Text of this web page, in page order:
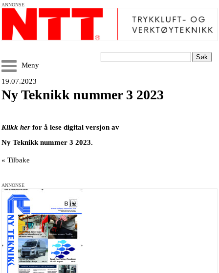
ANNONSE
Søk
Meny
19.07.2023
Ny Teknikk nummer 3 2023
Klikk her for å lese digital versjon av
Ny Teknikk nummer 3 2023.
« Tilbake
ANNONSE